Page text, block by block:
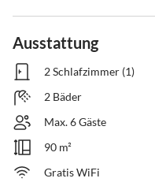
Ausstattung
2 Schlafzimmer (1)
2 Bäder
Max. 6 Gäste
90 m²
Gratis WiFi